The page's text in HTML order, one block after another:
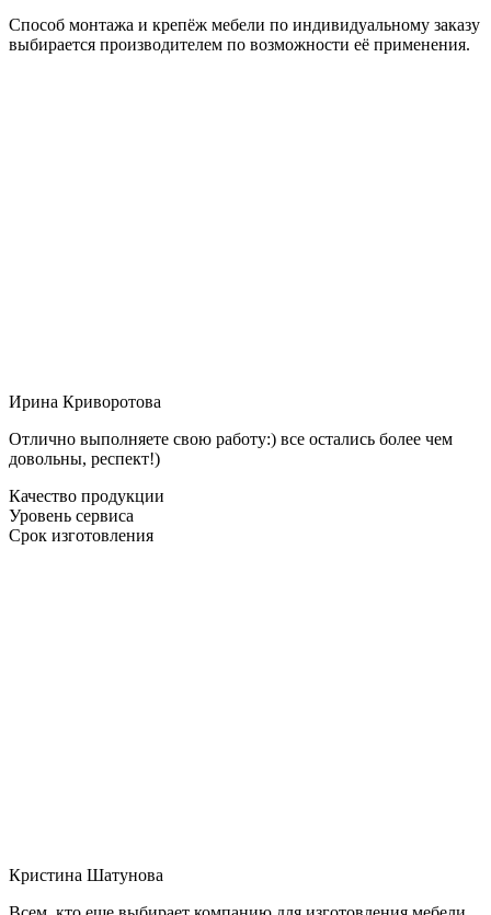
Способ монтажа и крепёж мебели по индивидуальному заказу
выбирается производителем по возможности её применения.
Ирина Криворотова
Отлично выполняете свою работу:) все остались более чем
довольны, респект!)
Качество продукции
Уровень сервиса
Срок изготовления
Кристина Шатунова